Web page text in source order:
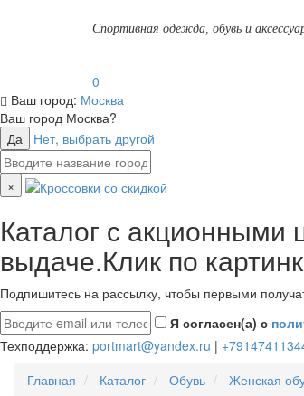
Спортивная одежда, обувь и
0
Ваш город: Москва
Ваш город Москва?
Да
Нет, выбрать другой
×
Каталог с акционными
выдаче.Клик по
Подпишитесь на рассылку, чтобы первыми
Я согласен(а) с
Техподдержка: portmart@yandex.ru |
Главная
Каталог Обувь Женская